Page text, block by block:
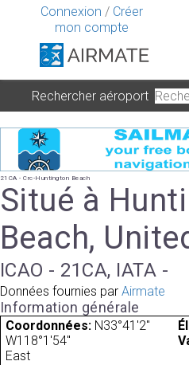
Connexion / Créer
mon compte
Rechercher aéroport
21CA - Crc-Huntington Beach
Situé à
Beach,
ICAO - 21CA, IATA -
Données fournies par Airmate
Information générale
Coordonnées: N33°41'2"
W118°1'54"
East